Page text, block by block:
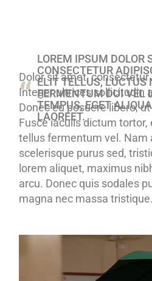
LOREM IPSUM DOLOR
CONSECTETUR
ELIT TELLUS, LUCTUS
FERMENTUM DUI VEL
TEMPUS, EGET
LAOREET.
Dolor sit amet,
Integer ultrices sollicitudin
Donec eu posuere libero,
Fusce iaculis dictum tortor,
tellus fermentum vel. Nam
scelerisque purus sed,
lorem aliquet, maximus
arcu. Donec quis sodales
magna nec massa tristique.